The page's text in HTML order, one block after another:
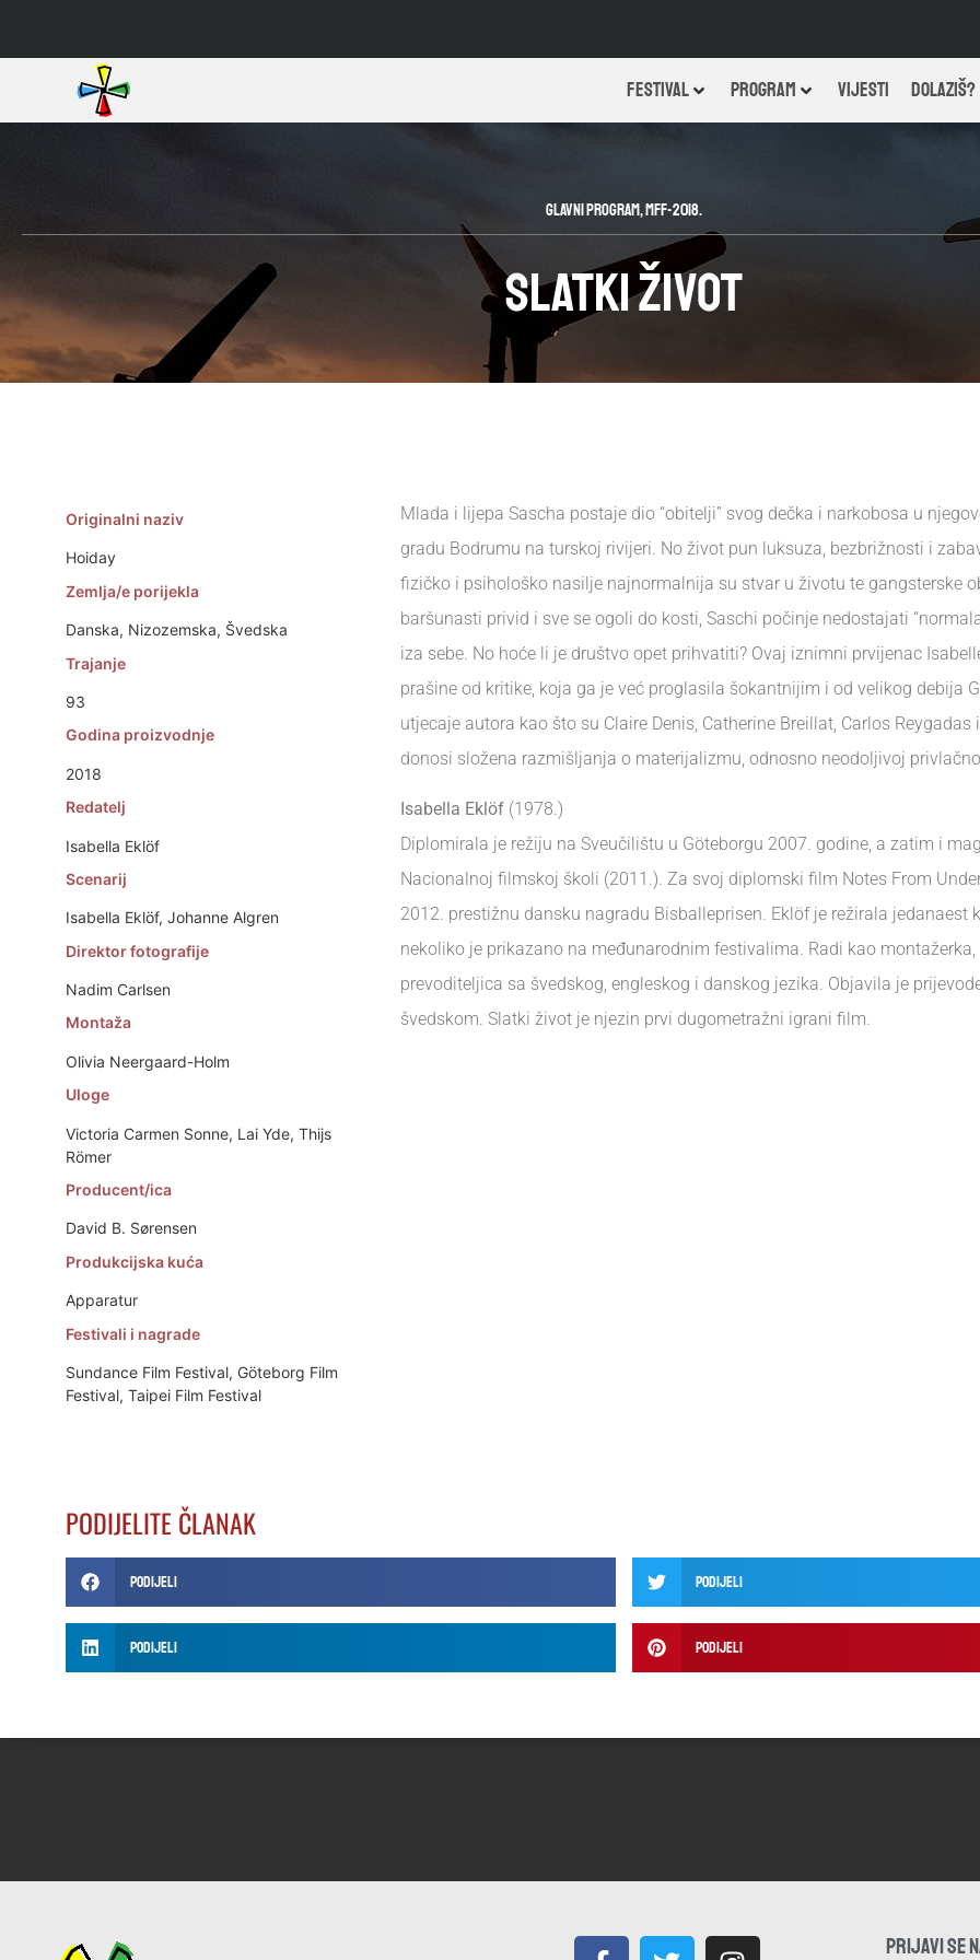
FESTIVAL PROGRAM VIJESTI DOLAZIŠ?
Glavni program,MFF-2018.
Slatki život
Originalni naziv
Hoiday
Zemlja/e porijekla
Danska, Nizozemska, Švedska
Trajanje
93
Godina proizvodnje
2018
Redatelj
Isabella Eklöf
Scenarij
Isabella Eklöf, Johanne Algren
Direktor fotografije
Nadim Carlsen
Montaža
Olivia Neergaard-Holm
Uloge
Victoria Carmen Sonne, Lai Yde, Thijs
Römer
Producent/ica
David B. Sørensen
Produkcijska kuća
Apparatur
Festivali i nagrade
Sundance Film Festival, Göteborg Film
Festival, Taipei Film Festival
Mlada i lijepa Sascha postaje dio “obitelji” svog dečka i narkobosa u
gradu Bodrumu na turskoj rivijeri. No život pun luksuza, bezbrižnosti i
fizičko i psihološko nasilje najnormalnija su stvar u životu te gangsterske
baršunasti privid i sve se ogoli do kosti, Saschi počinje nedostajati
iza sebe. No hoće li je društvo opet prihvatiti? Ovaj iznimni prvijenac
prašine od kritike, koja ga je već proglasila šokantnijim i od velikog debija
utjecaje autora kao što su Claire Denis, Catherine Breillat, Carlos
donosi složena razmišljanja o materijalizmu, odnosno neodoljivoj
Isabella Eklöf(1978.)
Diplomirala je režiju na Sveučilištu u Göteborgu 2007. godine, a zatim i
Nacionalnoj filmskoj školi (2011.). Za svoj diplomski film Notes From
2012. prestižnu dansku nagradu Bisballeprisen. Eklöf je režirala jedanaest
nekoliko je prikazano na međunarodnim festivalima. Radi kao
prevoditeljica sa švedskog, engleskog i danskog jezika. Objavila je
švedskom. Slatki život je njezin prvi dugometražni igrani film.
PODIJELITE ČLANAK
Podijeli Podijeli
Podijeli Podijeli
PRIJAVI SE